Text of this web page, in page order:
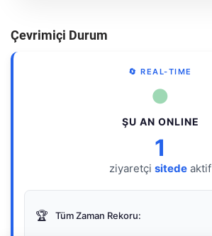
Çevrimiçi Durum
🔄 REAL-TIME
●
ŞU AN ONLINE
1
ziyaretçi sitede aktif
🏆 Tüm Zaman Rekoru: